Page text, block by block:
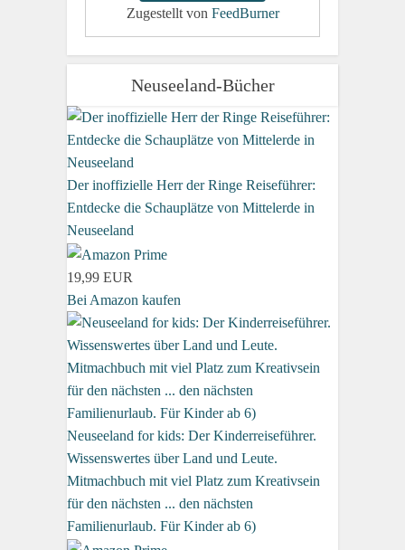
Zugestellt von FeedBurner
Neuseeland-Bücher
Der inoffizielle Herr der Ringe Reiseführer:
Entdecke die Schauplätze von Mittelerde in
Neuseeland
19,99 EUR
Bei Amazon kaufen
Neuseeland for kids: Der Kinderreiseführer.
Wissenswertes über Land und Leute.
Mitmachbuch mit viel Platz zum Kreativsein
für den nächsten ... den nächsten
Familienurlaub. Für Kinder ab 6)